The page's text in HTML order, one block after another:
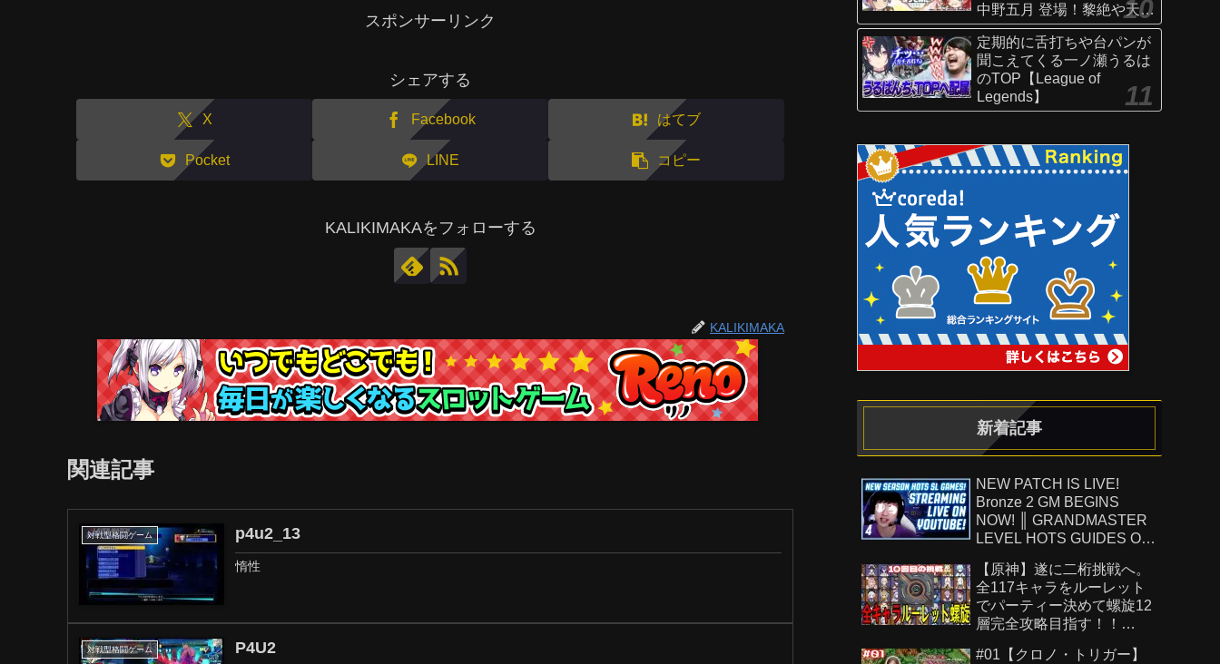
スポンサーリンク
シェアする
X Facebook はてブ
Pocket LINE コピー
KALIKIMAKAをフォローする
KALIKIMAKA
関連記事
対戦型格闘ゲーム p4u2_13
惰性
対戦型格闘ゲーム P4U2
中野五月 登場！黎絶や天魔
の孤城〜空中庭園〜などで
活躍！オリジナルSSにも注
目！【新キャラ使ってみた
｜モンスト公式】
定期的に舌打ちや台パンが
聞こえてくる一ノ瀬うるは
のTOP【League of
Legends】
新着記事
NEW PATCH IS LIVE!
Bronze 2 GM BEGINS
NOW! ║ GRANDMASTER
LEVEL HOTS GUIDES ON
【原神】遂に二桁挑戦へ。
全117キャラをルーレット
でパーティー決めて螺旋12
層完全攻略目指す！！
#01【クロノ・トリガー】